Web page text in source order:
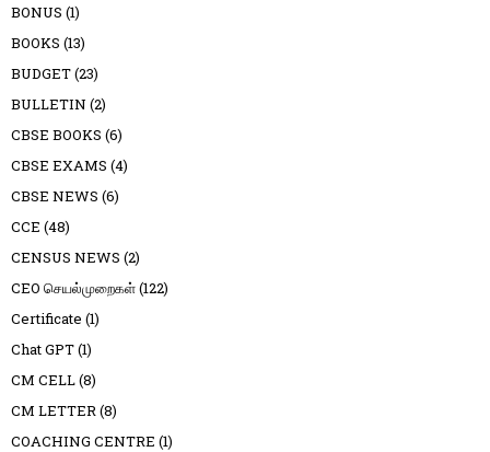
BONUS (1)
BOOKS (13)
BUDGET(23)
BULLETIN (2)
CBSE BOOKS (6)
CBSE EXAMS (4)
CBSE NEWS (6)
CCE (48)
CENSUS NEWS (2)
CEO செயல்முறைகள்(122)
Certificate (1)
Chat GPT(1)
CM CELL(8)
CM LETTER(8)
COACHING CENTRE (1)